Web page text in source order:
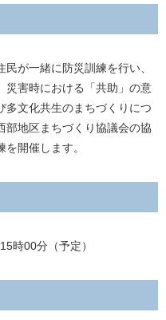
が一緒に防災訓練を行い、
災害時における「共助」の意
多文化共生のまちづくりにつ
部地区まちづくり協議会の協
開催します。
時00分（予定）